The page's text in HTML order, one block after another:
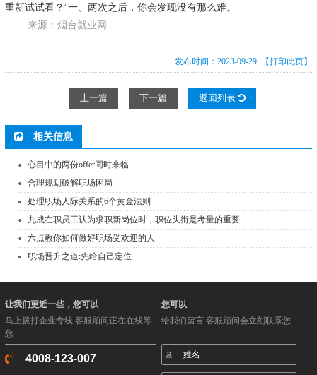
重新试试看？”一、两次之后，你会发现没有那么难。
来源：烟台就业网
发布时间：2023-09-29 【打印此页】
上一篇 下一篇 返回列表
相关信息
心目中的两份offer同时来临
合理规划破解职场困局
处理职场人际关系的6个黄金法则
九成在职员工认为求职新岗位时，职位头衔是考量的重要...
六点教你如何做好职场受欢迎的人
职场晋升之道:先给自己定位
让我们更近一些，您可以
马上拨打企业专线 客服顾问正在在线等
您
4008-123-007
您可以
给我们留言 客服顾问会立刻联系您